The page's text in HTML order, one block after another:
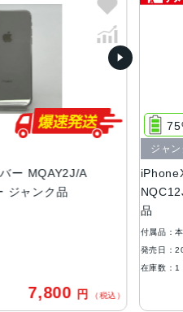
256GB
重さ
・174g
有機ELディスプレイ
メラ
ー MQAY2J/A
ャンク品
7,800円（税込）
品
ジャン
付属品：本
発売日：
在庫数：1